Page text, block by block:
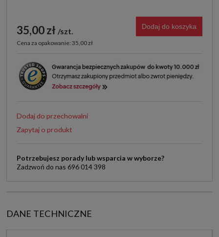
35,00 zł szt.
Cena za opakowanie: 35,00 zł
Dodaj do koszyka
Dodaj do przechowalni
Zapytaj o produkt
Potrzebujesz porady lub wsparcia w wyborze?
Zadzwoń do nas 696 014 398
DANE TECHNICZNE